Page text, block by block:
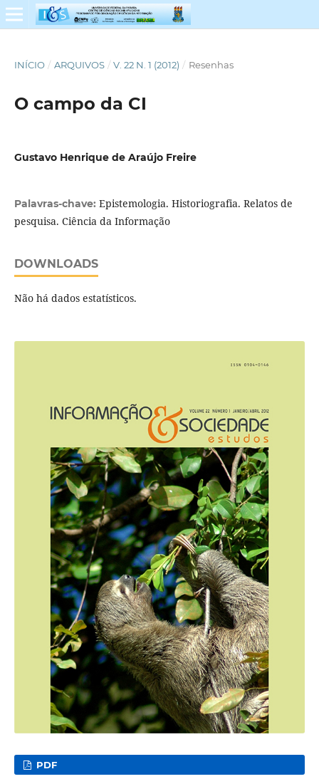
INÍCIO / ARQUIVOS / V. 22 N. 1 (2012) / Resenhas
O campo da CI
Gustavo Henrique de Araújo Freire
Palavras-chave: Epistemologia. Historiografia. Relatos de
pesquisa. Ciência da Informação
DOWNLOADS
Não há dados estatísticos.
PDF